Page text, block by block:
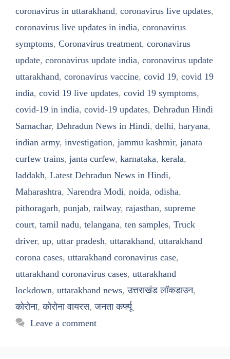
coronavirus in uttarakhand, coronavirus live updates,
coronavirus live updates in india, coronavirus
symptoms, Coronavirus treatment, coronavirus
update, coronavirus update india, coronavirus update
uttarakhand, coronavirus vaccine, covid 19, covid 19
india, covid 19 live updates, covid 19 symptoms,
covid-19 in india, covid-19 updates, Dehradun Hindi
Samachar, Dehradun News in Hindi, delhi, haryana,
indian army, investigation, jammu kashmir, janata
curfew trains, janta curfew, karnataka, kerala,
laddakh, Latest Dehradun News in Hindi,
Maharashtra, Narendra Modi, noida, odisha,
pithoragarh, punjab, railway, rajasthan, supreme
court, tamil nadu, telangana, ten samples, Truck
driver, up, uttar pradesh, uttarakhand, uttarakhand
corona cases, uttarakhand coronavirus case,
uttarakhand coronavirus cases, uttarakhand
lockdown, uttarakhand news,उत्तराखंड लॉकडाउन,
कोरोना,कोरोना वायरस,जनता कर्फ्यू
Leave a comment